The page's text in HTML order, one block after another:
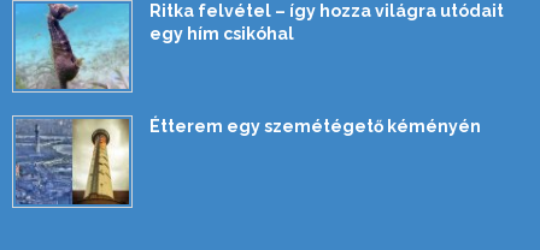
Ritka felvétel – így hozza világra utódait
egy hím csikóhal
Étterem egy szemétégető kéményén